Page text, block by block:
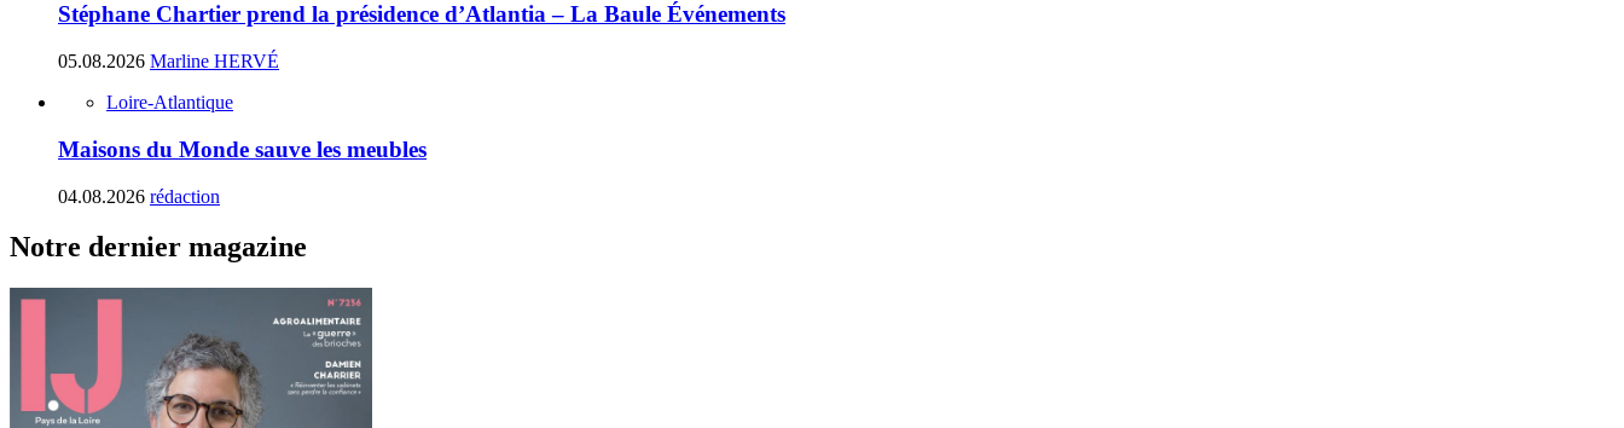
Stéphane Chartier prend la présidence d’Atlantia – La Baule Événements
05.08.2026 Marline HERVÉ
Loire-Atlantique
Maisons du Monde sauve les meubles
04.08.2026 rédaction
Notre dernier magazine